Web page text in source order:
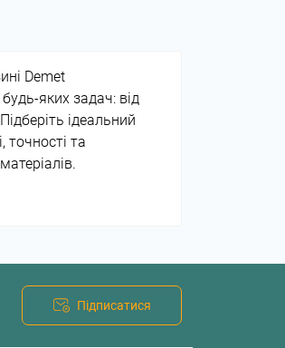
Demet
яких задач: від
ідеальний
та
Підписатися